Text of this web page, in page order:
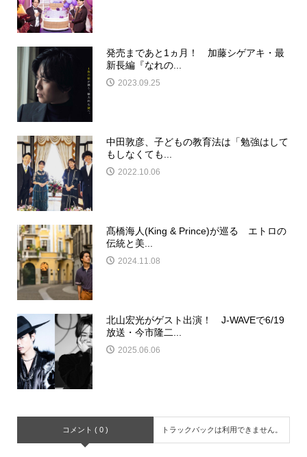
発売まであと1ヵ月！ 加藤シゲアキ・最
新長編『なれの...
2023.09.25
中田敦彦、子どもの教育法は「勉強はして
もしなくても...
2022.10.06
髙橋海人(King & Prince)が巡る エトロの
伝統と美...
2024.11.08
北山宏光がゲスト出演！ J-WAVEで6/19
放送・今市隆二...
2025.06.06
コメント ( 0 ) トラックバックは利用できません。